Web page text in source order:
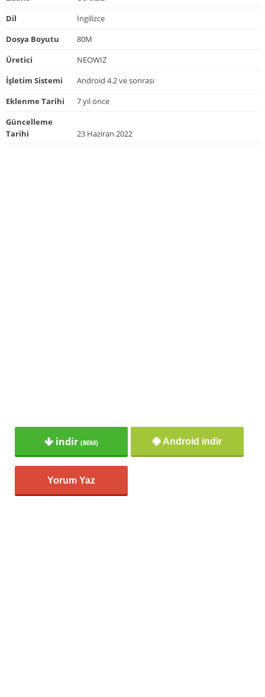
Dil
İngilizce
Dosya Boyutu
80M
Üretici
NEOWIZ
İşletim Sistemi
Android 4.2 ve sonrası
Eklenme Tarihi
7 yıl önce
Güncelleme
Tarihi
23 Haziran 2022
indir(80M) Android indir
Yorum Yaz